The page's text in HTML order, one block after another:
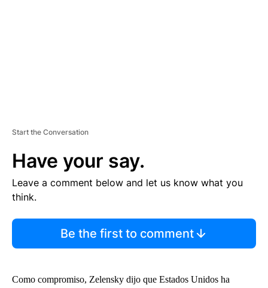
Start the Conversation
Have your say.
Leave a comment below and let us know what you
think.
Be the first to comment
Como compromiso, Zelensky dijo que Estados Unidos ha